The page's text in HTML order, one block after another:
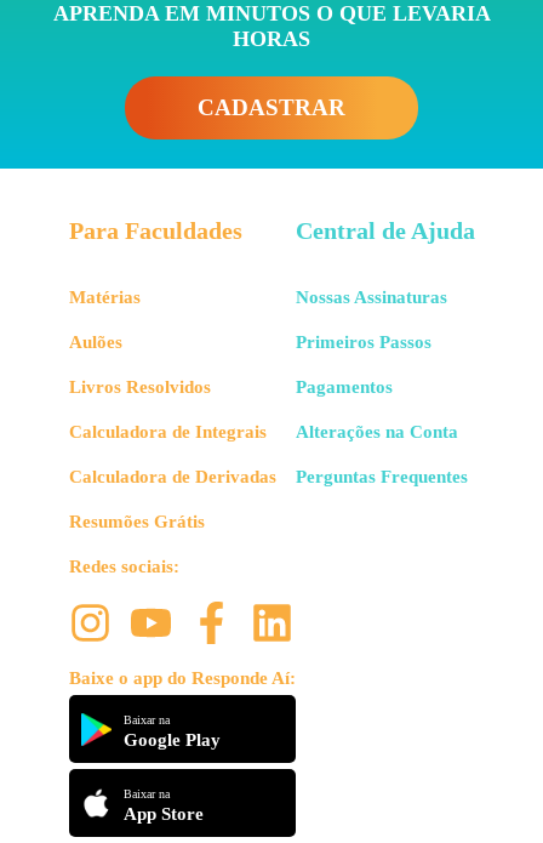
APRENDA EM MINUTOS O QUE LEVARIA
HORAS
CADASTRAR
Para Faculdades
Matérias
Aulões
Livros Resolvidos
Calculadora de Integrais
Calculadora de Derivadas
Resumões Grátis
Redes sociais:
Baixe o app do Responde Aí:
Baixar na
Google Play
Baixar na
App Store
Central de Ajuda
Nossas Assinaturas
Primeiros Passos
Pagamentos
Alterações na Conta
Perguntas Frequentes